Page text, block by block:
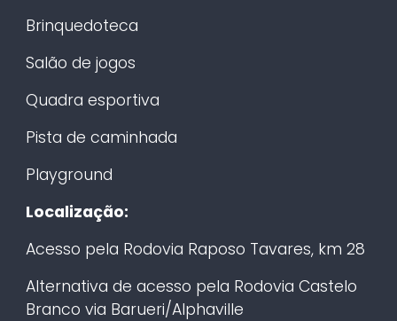
Brinquedoteca
Salão de jogos
Quadra esportiva
Pista de caminhada
Playground
Localização:
Acesso pela Rodovia Raposo Tavares, km 28
Alternativa de acesso pela Rodovia Castelo
Branco via Barueri/Alphaville